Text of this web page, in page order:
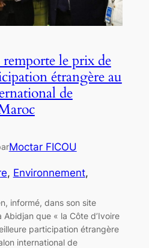
le prix de
étrangère au
de
Moctar FICOU
, Environnement
informé, dans son site
que « la Côte d’Ivoire
participation étrangère
international de